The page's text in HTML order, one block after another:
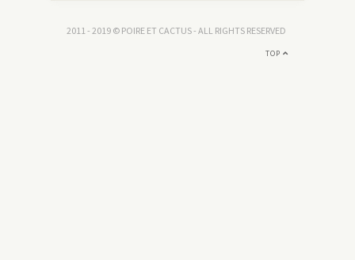
2011 - 2019 © POIRE ET CACTUS - ALL RIGHTS RESERVED
TOP